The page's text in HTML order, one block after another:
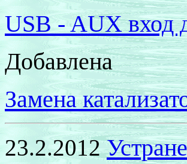
USB - AUXвход
Добавлена
Замена
23.2.2012